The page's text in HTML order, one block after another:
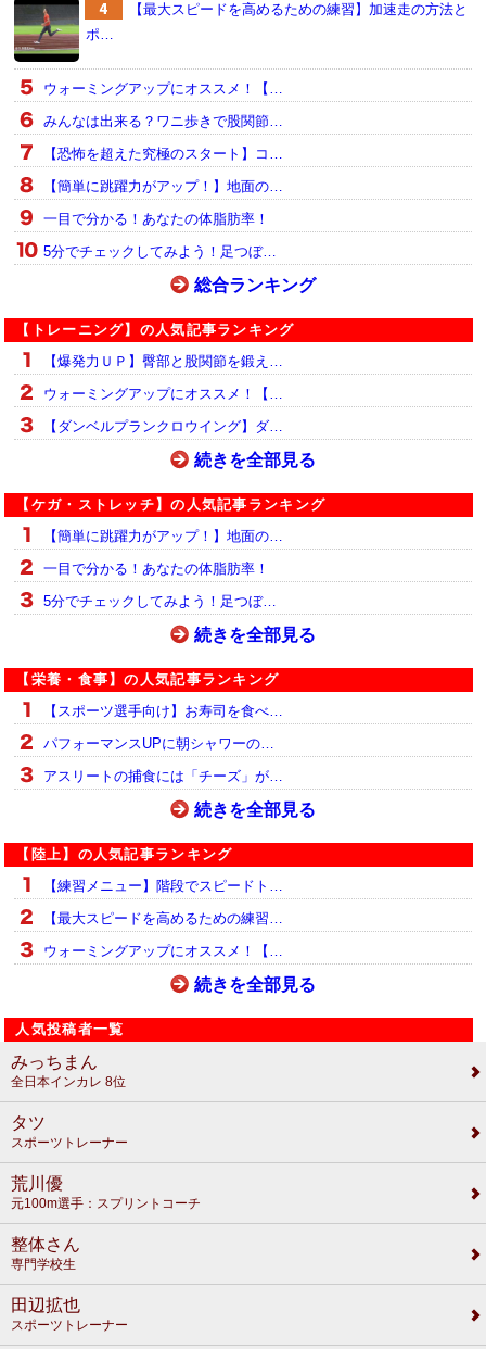
【最大スピードを高めるための練習】加速走の方法と
ポ…
ウォーミングアップにオススメ！【…
みんなは出来る？ワニ歩きで股関節…
【恐怖を超えた究極のスタート】コ…
【簡単に跳躍力がアップ！】地面の…
一目で分かる！あなたの体脂肪率！
5分でチェックしてみよう！足つぼ…
総合ランキング
【トレーニング】の人気記事ランキング
【爆発力ＵＰ】臀部と股関節を鍛え…
ウォーミングアップにオススメ！【…
【ダンベルプランクロウイング】ダ…
続きを全部見る
【ケガ・ストレッチ】の人気記事ランキング
【簡単に跳躍力がアップ！】地面の…
一目で分かる！あなたの体脂肪率！
5分でチェックしてみよう！足つぼ…
続きを全部見る
【栄養・食事】の人気記事ランキング
【スポーツ選手向け】お寿司を食べ…
パフォーマンスUPに朝シャワーの…
アスリートの捕食には「チーズ」が…
続きを全部見る
【陸上】の人気記事ランキング
【練習メニュー】階段でスピードト…
【最大スピードを高めるための練習…
ウォーミングアップにオススメ！【…
続きを全部見る
人気投稿者一覧
みっちまん
全日本インカレ 8位
タツ
スポーツトレーナー
荒川優
元100m選手：スプリントコーチ
整体さん
専門学校生
田辺拡也
スポーツトレーナー